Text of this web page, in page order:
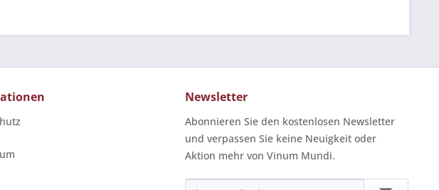
Newsletter
Abonnieren Sie den kostenlosen Newsletter
und verpassen Sie keine Neuigkeit oder
Aktion mehr von Vinum Mundi.